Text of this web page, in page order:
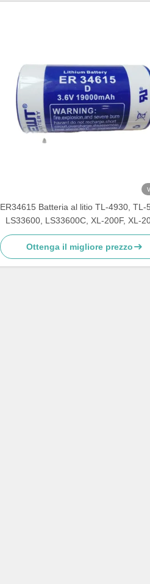
ER34615 Batteria al litio TL-4930, TL-
LS33600, LS33600C, XL-200F, XL-
SB-D01, SB-D02, PT-2300
Ottenga il migliore prezzo